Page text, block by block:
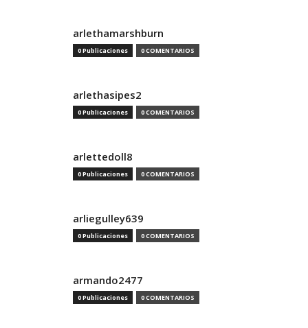
arlethamarshburn
0 Publicaciones 0 COMENTARIOS
arlethasipes2
0 Publicaciones 0 COMENTARIOS
arlettedoll8
0 Publicaciones 0 COMENTARIOS
arliegulley639
0 Publicaciones 0 COMENTARIOS
armando2477
0 Publicaciones 0 COMENTARIOS